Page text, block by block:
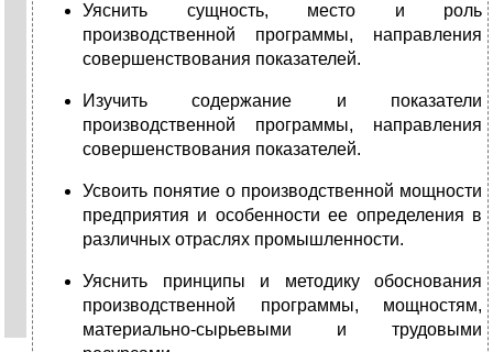
Уяснить сущность, место и роль
производственной программы, направления
совершенствования показателей.
Изучить содержание и показатели
производственной программы, направления
совершенствования показателей.
Усвоить понятие о производственной мощности
предприятия и особенности ее определения в
различных отраслях промышленности.
Уяснить принципы и методику обоснования
производственной программы, мощностям,
материально-сырьевыми и трудовыми